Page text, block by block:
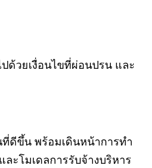
ด้วยเงื่อนไขที่ผ่อนปรน และ
ที่ดีขึ้น พร้อมเดินหน้าการทำ
ละโมเดลการรับจ้างบริหาร